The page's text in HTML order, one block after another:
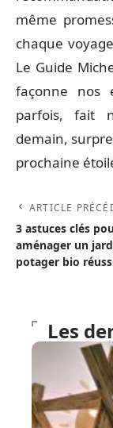
même
chaque
Le Guide
façonne nos
parfois, fait
demain,
prochaine
ARTICLE
3 astuces clés
aménager un
potager bio
Les